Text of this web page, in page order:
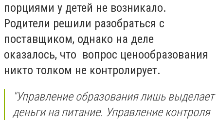
порциями у детей не возникало.
Родители решили разобраться с
поставщиком, однако на деле
оказалось, что вопрос ценообразования
никто толком не контролирует.
"Управление образования лишь выделает
деньги на питание. Управление контроля